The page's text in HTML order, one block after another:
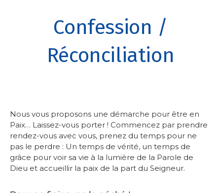
Confession /
Réconciliation
Nous vous proposons une démarche pour être en
Paix… Laissez-vous porter ! Commencez par prendre
rendez-vous avec vous, prenez du temps pour ne
pas le perdre : Un temps de vérité, un temps de
grâce pour voir sa vie à la lumière de la Parole de
Dieu et accueillir la paix de la part du Seigneur.